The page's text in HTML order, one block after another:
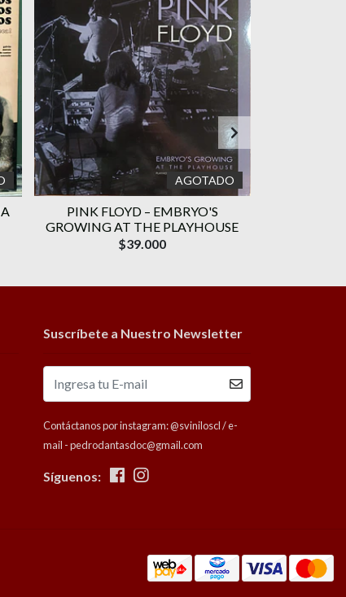
AGOTADO
PINK FLOYD – EMBRYO'S
GROWING AT THE PLAYHOUSE
$39.000
Suscríbete a Nuestro Newsletter
Contáctanos por instagram: @sviniloscl / e-
mail - pedrodantasdoc@gmail.com
Síguenos: